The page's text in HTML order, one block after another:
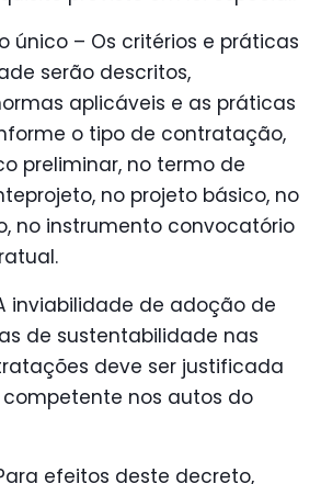
único – Os critérios e práticas
serão descritos,
aplicáveis e as práticas
o tipo de contratação,
preliminar, no termo de
no projeto básico, no
no instrumento convocatório
inviabilidade de adoção de
de sustentabilidade nas
deve ser justificada
nos autos do
efeitos deste decreto,